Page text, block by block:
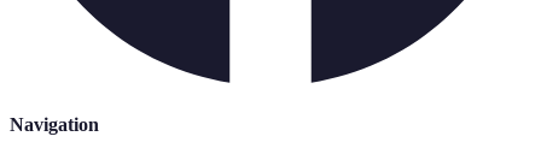
Navigation